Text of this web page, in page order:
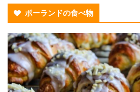
ポーランドの食べ物